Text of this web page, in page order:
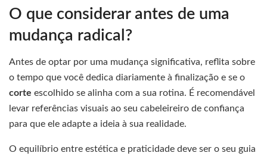
O que considerar antes de uma
mudança radical?
Antes de optar por uma mudança significativa, reflita sobre
o tempo que você dedica diariamente à finalização e se o
corte escolhido se alinha com a sua rotina. É recomendável
levar referências visuais ao seu cabeleireiro de confiança
para que ele adapte a ideia à sua realidade.
O equilíbrio entre estética e praticidade deve ser o seu guia